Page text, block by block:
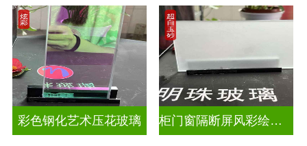
彩色钢化艺术压花玻璃 柜门窗隔断屏风彩绘压花玻璃